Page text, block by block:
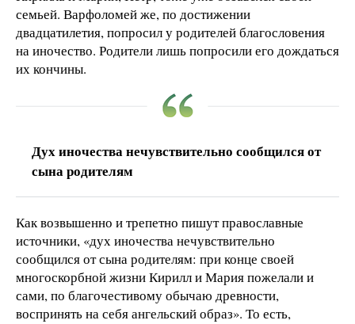
семьей. Варфоломей же, по достижении
двадцатилетия, попросил у родителей благословения
на иночество. Родители лишь попросили его дождаться
их кончины.
Дух иночества нечувствительно сообщился от
сына родителям
Как возвышенно и трепетно пишут православные
источники, «дух иночества нечувствительно
сообщился от сына родителям: при конце своей
многоскорбной жизни Кирилл и Мария пожелали и
сами, по благочестивому обычаю древности,
воспринять на себя ангельский образ». То есть,